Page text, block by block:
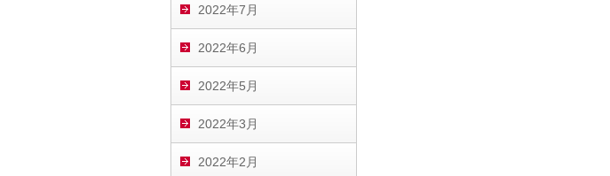
2022年7月
2022年6月
2022年5月
2022年3月
2022年2月